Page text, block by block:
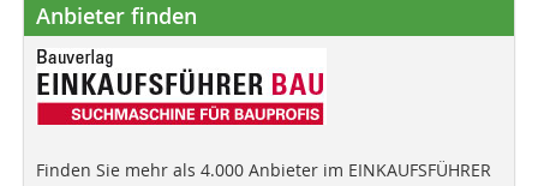
Anbieter finden
Finden Sie mehr als 4.000 Anbieter im EINKAUFSFÜHRER